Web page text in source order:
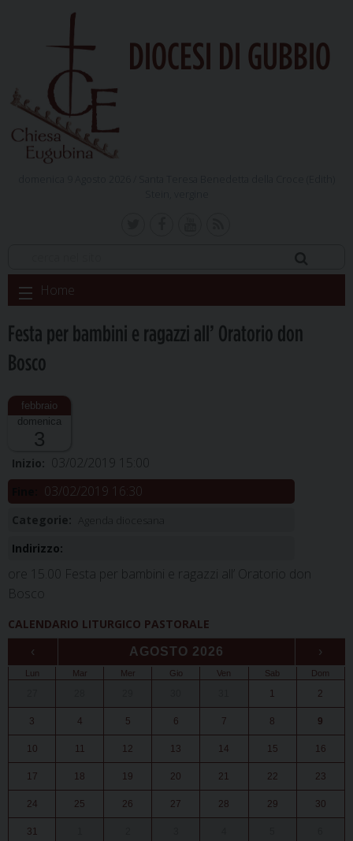
DIOCESI DI GUBBIO
Skip
to
Home
Festa per bambini e ragazzi all’ Oratorio don
Bosco
domenica
3
Inizio: 03/02/2019 15:00
03/02/2019 16:30
Categorie:
Indirizzo:
ore 15.00 Festa per bambini e ragazzi all’ Oratorio don
Bosco
CALENDARIO LITURGICO PASTORALE
‹ AGOSTO 2026 ›
Lun Mar Mer Gio Ven Sab Dom
1 2
3 4 5 6 7 8 9
10 11 12 13 14 15 16
17 18 19 20 21 22 23
24 25 26 27 28 29 30
31